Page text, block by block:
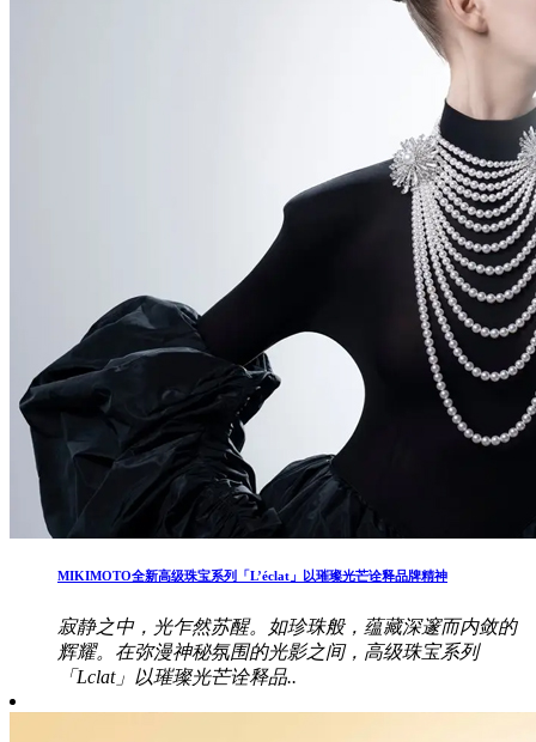
MIKIMOTO全新高级珠宝系列「L’éclat」以璀璨光芒诠释品牌精神
寂静之中，光乍然苏醒。如珍珠般，蕴藏深邃而内敛的
辉耀。在弥漫神秘氛围的光影之间，高级珠宝系列
「Lclat」以璀璨光芒诠释品..